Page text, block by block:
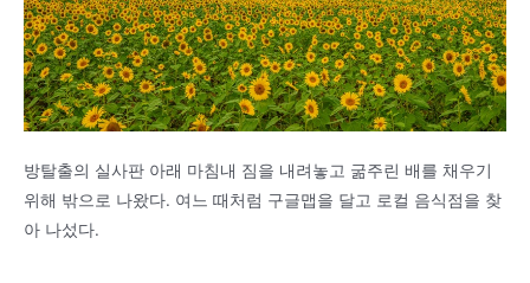
방탈출의 실사판 아래 마침내 짐을 내려놓고 굶주린 배를 채우기
위해 밖으로 나왔다. 여느 때처럼 구글맵을 달고 로컬 음식점을 찾
아 나섰다.